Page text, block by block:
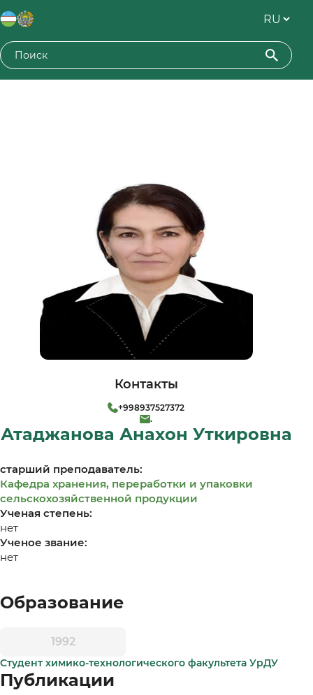
Атаджанова Анахон Уткировна
старший преподаватель:
Кафедра хранения, переработки и упаковки
сельскохозяйственной продукции
Ученая степень:
нет
Ученое звание:
нет
Образование
1992
Студент химико-технологического факультета УрДУ
Публикации
Контакты
+998937527372
.